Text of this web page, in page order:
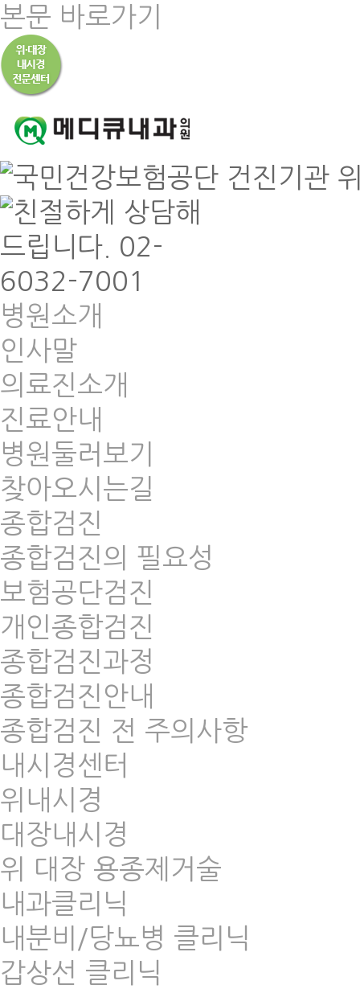
본문 바로가기
병원소개
인사말
의료진소개
진료안내
병원둘러보기
찾아오시는길
종합검진
종합검진의 필요성
보험공단검진
개인종합검진
종합검진과정
종합검진안내
종합검진 전 주의사항
내시경센터
위내시경
대장내시경
위 대장 용종제거술
내과클리닉
내분비/당뇨병 클리닉
갑상선 클리닉